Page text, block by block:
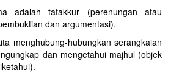
adalah tafakkur (perenungan atau
dan argumentasi).
menghubung-hubungkan serangkaian
dan mengetahui majhul (objek